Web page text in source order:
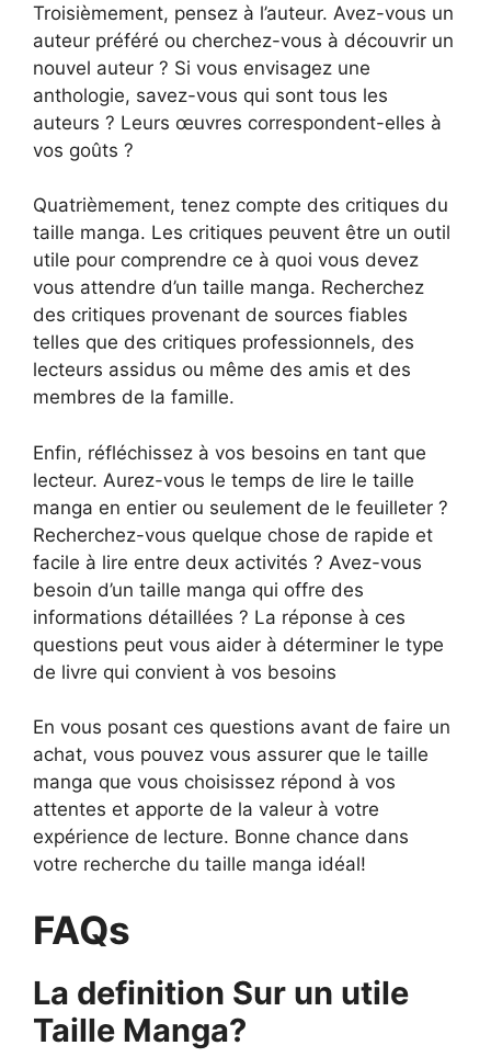
Troisièmement, pensez à l’auteur. Avez-vous un
auteur préféré ou cherchez-vous à découvrir un
nouvel auteur ? Si vous envisagez une
anthologie, savez-vous qui sont tous les
auteurs ? Leurs œuvres correspondent-elles à
vos goûts ?
Quatrièmement, tenez compte des critiques du
taille manga. Les critiques peuvent être un outil
utile pour comprendre ce à quoi vous devez
vous attendre d’un taille manga. Recherchez
des critiques provenant de sources fiables
telles que des critiques professionnels, des
lecteurs assidus ou même des amis et des
membres de la famille.
Enfin, réfléchissez à vos besoins en tant que
lecteur. Aurez-vous le temps de lire le taille
manga en entier ou seulement de le feuilleter ?
Recherchez-vous quelque chose de rapide et
facile à lire entre deux activités ? Avez-vous
besoin d’un taille manga qui offre des
informations détaillées ? La réponse à ces
questions peut vous aider à déterminer le type
de livre qui convient à vos besoins
En vous posant ces questions avant de faire un
achat, vous pouvez vous assurer que le taille
manga que vous choisissez répond à vos
attentes et apporte de la valeur à votre
expérience de lecture. Bonne chance dans
votre recherche du taille manga idéal!
FAQs
La definition Sur un utile
Taille Manga?